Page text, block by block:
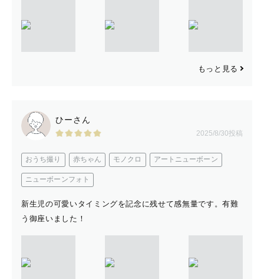
▪︎▪︎▪︎▪︎▪︎▪︎▪︎▪︎▪︎▪︎▪︎▪︎▪︎▪︎▪︎▪︎▪︎▪︎▪︎▪︎▪︎▪︎▪︎▪︎▪︎▪︎▪︎▪︎▪︎▪︎▪︎▪︎▪︎▪︎▪︎▪︎▪︎▪︎▪︎▪︎▪︎▪︎
社内講習や外部のセミナーなど国内有名ニューボーンフォ
トグラファーの指導の元撮影しており、
安心してお任せくださいませ。
日本ニューボーンフォトセーフティー協会セーフティー資
安心安全に考慮し、助産師の講義も受けて撮影させて頂い
ております。
アートニューボーンは
もっと見る
ひーさん
2025/8/30投稿
おうち撮り 赤ちゃん モノクロ アートニューボーン
ニューボーンフォト
新生児の可愛いタイミングを記念に残せて感無量です。有難
う御座いました！